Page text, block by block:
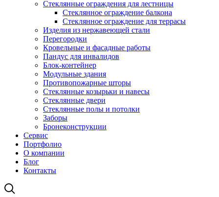
Стеклянные ограждения для лестницы
Стеклянное ограждение балкона
Стеклянное ограждение для террасы
Изделия из нержавеющей стали
Перегородки
Кровельные и фасадные работы
Пандус для инвалидов
Блок-контейнер
Модульные здания
Противопожарные шторы
Стеклянные козырьки и навесы
Стеклянные двери
Стеклянные полы и потолки
Заборы
Бронеконструкции
Сервис
Портфолио
О компании
Блог
Контакты